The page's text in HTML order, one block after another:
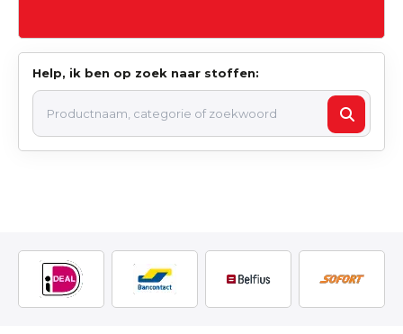
Help, ik ben op zoek naar stoffen: